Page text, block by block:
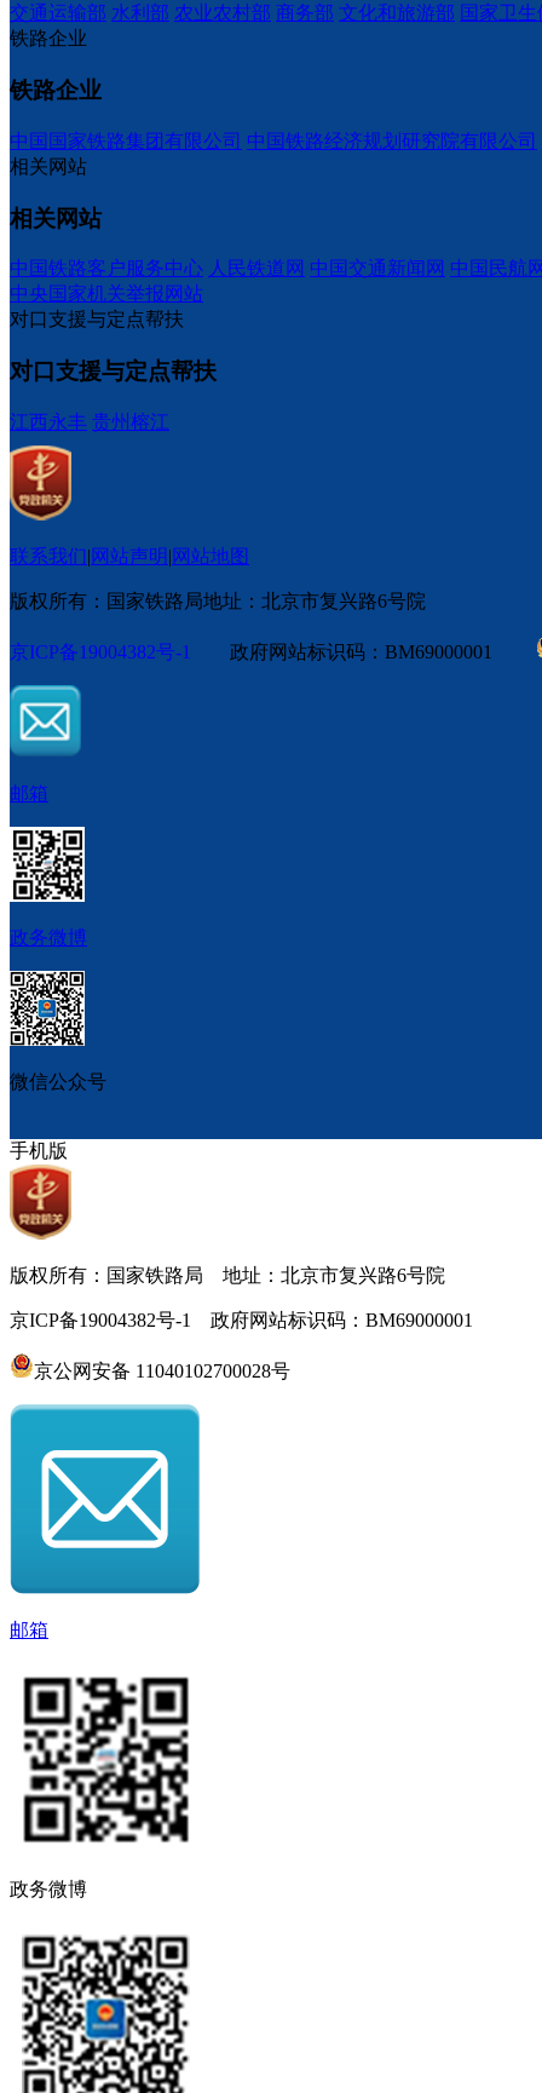
交通运输部 水利部 农业农村部 商务部 文化和旅游部 国家卫
铁路企业
铁路企业
中国国家铁路集团有限公司 中国铁路经济规划研究院有限公司
相关网站
相关网站
中国铁路客户服务中心 人民铁道网 中国交通新闻网 中国民航
中央国家机关举报网站
对口支援与定点帮扶
对口支援与定点帮扶
江西永丰 贵州榕江
联系我们|网站声明|网站地图
版权所有：国家铁路局地址：北京市复兴路6号院
京ICP备19004382号-1 政府网站标识码：BM69000001
邮箱
政务微博
微信公众号
手机版
版权所有：国家铁路局 地址：北京市复兴路6号院
京ICP备19004382号-1 政府网站标识码：BM69000001
京公网安备 11040102700028号
邮箱
政务微博